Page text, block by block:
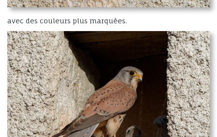
avec des couleurs plus marquées.